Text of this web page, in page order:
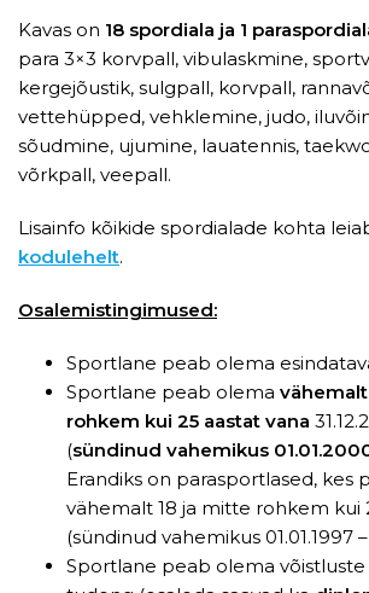
Kavas on 18 spordiala ja 1
para 3×3 korvpall, vibulaskmine,
kergejõustik, sulgpall, korvpall,
vettehüpped, vehklemine, judo,
sõudmine, ujumine, lauatennis,
võrkpall, veepall.
Lisainfo kõikide spordialade kohta
kodulehelt.
Osalemistingimused:
Sportlane peab olema
Sportlane peab olema
rohkem kui 25 aastat vana
(sündinud vahemikus
Erandiks on parasportlased, kes
vähemalt 18 ja mitte rohkem kui
(sündinud vahemikus 01.01.1997 –
Sportlane peab olema